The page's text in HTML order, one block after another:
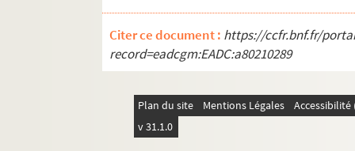
Ms Chiflet 121. « Erycii Puteani epistolarum
Ms Chiflet 122. « Erycii Puteani epistolarum ad
Ms Chiflet 123. Pièces historiques diverses
Ms Chiflet 125. Pièces historiques diverses
Ms Chiflet 126. « Recueil de minutes de
Citer ce document : https://ccfr.bnf.fr/
record=eadcgm:EADC:a80210289
Plan du site Mentions Légales
v 31.1.0